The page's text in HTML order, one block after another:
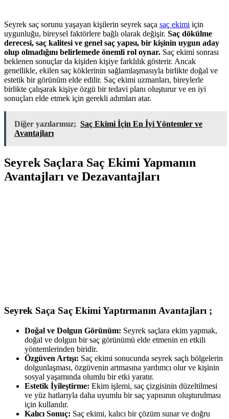
Seyrek saç sorunu yaşayan kişilerin seyrek saça saç ekimi için
uygunluğu, bireysel faktörlere bağlı olarak değişir. Saç dökülme
derecesi, saç kalitesi ve genel saç yapısı, bir kişinin uygun aday
olup olmadığını belirlemede önemli rol oynar. Saç ekimi sonrası
beklenen sonuçlar da kişiden kişiye farklılık gösterir. Ancak
genellikle, ekilen saç köklerinin sağlamlaşmasıyla birlikte doğal ve
estetik bir görünüm elde edilir. Saç ekimi uzmanları, bireylerle
birlikte çalışarak kişiye özgü bir tedavi planı oluşturur ve en iyi
sonuçları elde etmek için gerekli adımları atar.
Diğer yazılarımız; Saç Ekimi İçin En İyi Yöntemler ve
Avantajları
Seyrek Saçlara Saç Ekimi Yapmanın
Avantajları ve Dezavantajları
Seyrek Saça Saç Ekimi Yaptırmanın Avantajları ;
Doğal ve Dolgun Görünüm: Seyrek saçlara ekim yapmak,
doğal ve dolgun bir saç görünümü elde etmenin en etkili
yöntemlerinden biridir.
Özgüven Artışı: Saç ekimi sonucunda seyrek saçlı bölgelerin
dolgunlaşması, özgüvenin artmasına yardımcı olur ve kişinin
sosyal yaşamında olumlu bir etki yaratır.
Estetik İyileştirme: Ekim işlemi, saç çizgisinin düzeltilmesi
ve yüz hatlarıyla daha uyumlu bir saç yapısının oluşturulması
için kullanılır.
Kalıcı Sonuç: Saç ekimi, kalıcı bir çözüm sunar ve doğru